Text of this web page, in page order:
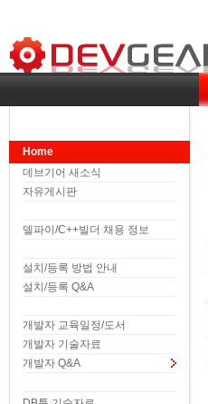
Home
데브기어 새소식
자유게시판
델파이/C++빌더 채용 정보
설치/등록 방법 안내
설치/등록 Q&A
개발자 교육일정/도서
개발자 기술자료
개발자 Q&A